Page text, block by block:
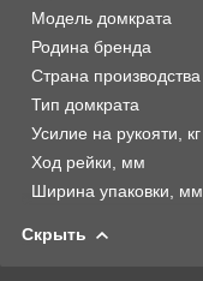
Модель домкрата
Родина бренда
Страна производства
Тип домкрата
Усилие на рукояти, кг
Ход рейки, мм
Ширина упаковки, мм
Скрыть